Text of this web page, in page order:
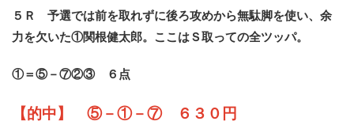
５Ｒ 予選では前を取れずに後ろ攻めから無駄脚を使い、余
力を欠いた①関根健太郎。ここはＳ取っての全ツッパ。
①＝⑤－⑦②③ ６点
【的中】 ⑤－①－⑦ ６３０円